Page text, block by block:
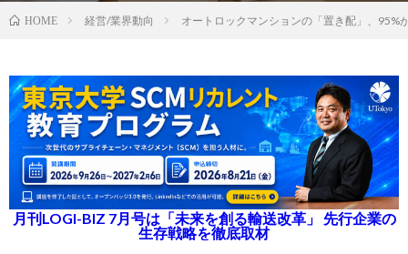
HOME 経営/業界動向 オートロックマンションの「置き配」、95%
月刊LOGI-BIZ 7月号は「未来を創る輸送改革」 先行企業の
生存戦略を徹底取材